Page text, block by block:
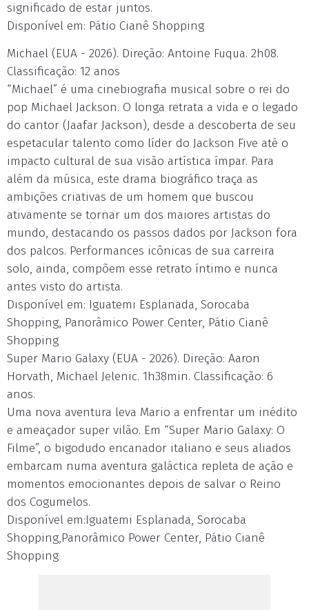
significado de estar juntos.
Disponível em: Pátio Cianê Shopping
Michael (EUA - 2026). Direção: Antoine Fuqua. 2h08.
Classificação: 12 anos
“Michael” é uma cinebiografia musical sobre o rei do
pop Michael Jackson. O longa retrata a vida e o legado
do cantor (Jaafar Jackson), desde a descoberta de seu
espetacular talento como líder do Jackson Five até o
impacto cultural de sua visão artística ímpar. Para
além da música, este drama biográfico traça as
ambições criativas de um homem que buscou
ativamente se tornar um dos maiores artistas do
mundo, destacando os passos dados por Jackson fora
dos palcos. Performances icônicas de sua carreira
solo, ainda, compõem esse retrato íntimo e nunca
antes visto do artista.
Disponível em: Iguatemi Esplanada, Sorocaba
Shopping, Panorâmico Power Center, Pátio Cianê
Shopping
Super Mario Galaxy (EUA - 2026). Direção: Aaron
Horvath, Michael Jelenic. 1h38min. Classificação: 6
anos.
Uma nova aventura leva Mario a enfrentar um inédito
e ameaçador super vilão. Em “Super Mario Galaxy: O
Filme”, o bigodudo encanador italiano e seus aliados
embarcam numa aventura galáctica repleta de ação e
momentos emocionantes depois de salvar o Reino
dos Cogumelos.
Disponível em:Iguatemi Esplanada, Sorocaba
Shopping,Panorâmico Power Center, Pátio Cianê
Shopping